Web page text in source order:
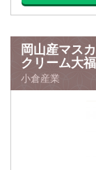
岡山産マス
クリーム大福
小倉産業